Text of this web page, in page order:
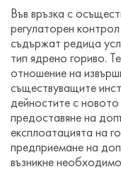
Във връзка с
регулаторен
съдържат редица
тип ядрено гориво.
отношение на
съществуващите
дейностите с
предоставяне на
експлоатацията на
предприемане на
възникне